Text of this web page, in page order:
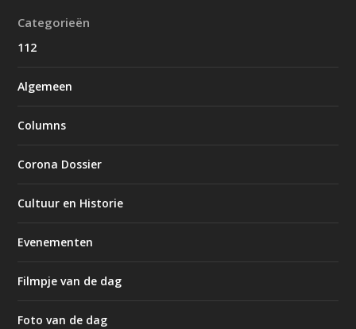
Categorieën
112
Algemeen
Columns
Corona Dossier
Cultuur en Historie
Evenementen
Filmpje van de dag
Foto van de dag